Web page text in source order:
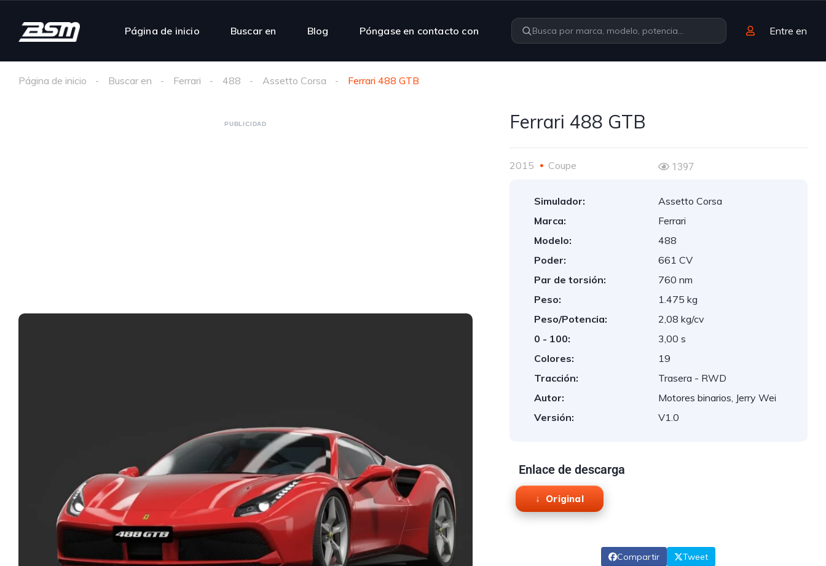
Página de inicio Buscar en Blog Póngase en contacto con Entre en
Página de inicio Buscar en Ferrari 488 Assetto Corsa Ferrari 488 GTB
PUBLICIDAD Ferrari 488 GTB
2015 Coupe 1397
Simulador:
Assetto Corsa
Marca:
Ferrari
Modelo:
488
Poder:
661 CV
Par de torsión:
760 nm
Peso:
1.475 kg
Peso/Potencia:
2,08 kg/cv
0 - 100:
3,00 s
Colores:
19
Tracción:
Trasera - RWD
Autor:
Motores binarios, Jerry Wei
Versión:
V1.0
Enlace de descarga
Original
Compartir Tweet